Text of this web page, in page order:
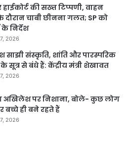
की सख्त टिप्पणी, वाहन
चाबी छीनना गलत; SP को
के निर्देश
2026
साझी संस्कृति, शांति और पारस्परिक
सूत्र से बंधे हैं: केंद्रीय मंत्री शेखावत
2026
अखिलेश पर निशाना, बोले- कुछ लोग
बच्चे ही बने रहते हैं
2026